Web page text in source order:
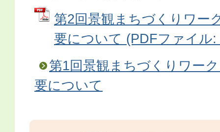
第2回景観まちづくりワー
要について (PDFファイル:
第1回景観まちづくりワー
要について